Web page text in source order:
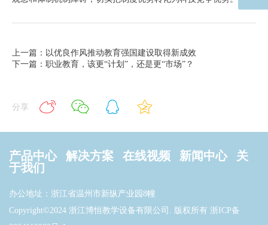
上一篇：以优良作风推动教育强国建设取得新成效
下一篇：职业教育，该更“计划”，还是更“市场”？
分享
产品中心 解决方案 在线视频 新闻中心
关
于我们
办公地址：浙江省温州市新纵产业园8幢
Copyright©2024 浙江博恒教学设备有限公司. 版权所有 浙ICP备